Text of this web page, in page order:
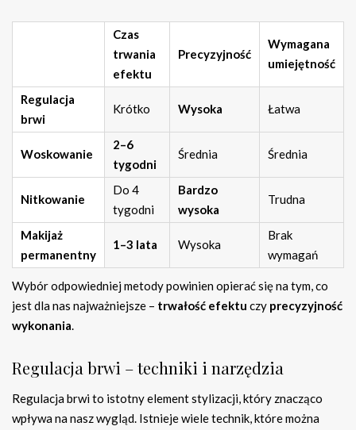
Czas
trwania
efektu
Precyzyjność
Wymagana
umiejętność
Regulacja
brwi
Krótko Wysoka Łatwa
Woskowanie
2–6
tygodni
Średnia Średnia
Nitkowanie
Do 4
tygodni
Bardzo
wysoka
Trudna
Makijaż
permanentny
1–3 lata Wysoka
Brak
wymagań
Wybór odpowiedniej metody powinien opierać się na tym, co
jest dla nas najważniejsze – trwałość efektu czy precyzyjność
wykonania.
Regulacja brwi – techniki i narzędzia
Regulacja brwi to istotny element stylizacji, który znacząco
wpływa na nasz wygląd. Istnieje wiele technik, które można